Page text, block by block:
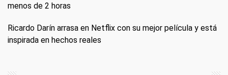
menos de 2 horas
Ricardo Darín arrasa en Netflix con su mejor película y está
inspirada en hechos reales